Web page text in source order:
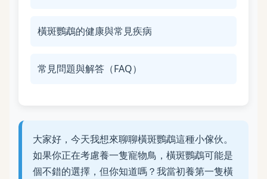
橫斑鸚鵡的健康與常見疾病
常見問題與解答（FAQ）
大家好，今天我想來聊聊橫斑鸚鵡這種小傢伙。
如果你正在考慮養一隻寵物鳥，橫斑鸚鵡可能是
個不錯的選擇，但你知道嗎？我當初養第一隻橫